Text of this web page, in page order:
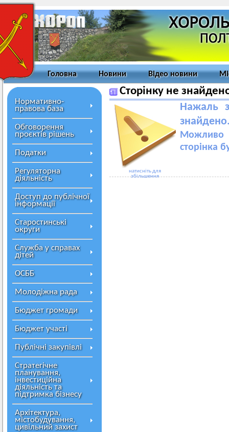
Головна Новини Відео новини
Нормативно-
правова база
Обговорення
проєктів рішень
Податки
Регуляторна
діяльність
Доступ до публічної
інформації
Старостинські
округи
Служба у справах
дітей
ОСББ
Молодіжна рада
Бюджет громади
Бюджет участі
Публічні закупівлі
Стратегічне
планування,
інвестиційна
діяльність та
підтримка бізнесу
Архітектура,
містобудування,
цивільний захист
Сторінку не
натисніть для
збільшення
Нажаль
Можливо
сторінка